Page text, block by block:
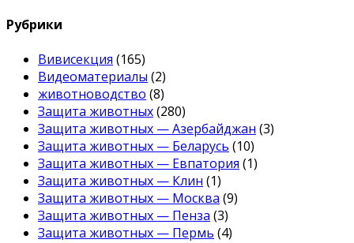
Рубрики
Вивисекция (165)
Видеоматериалы (2)
животноводство (8)
Защита животных(280)
Защита животных — Азербайджан (3)
Защита животных — Беларусь (10)
Защита животных — Евпатория (1)
Защита животных — Клин (1)
Защита животных — Москва (9)
Защита животных — Пенза (3)
Защита животных — Пермь (4)